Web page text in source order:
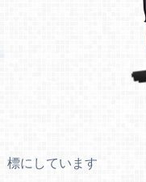
標にしています